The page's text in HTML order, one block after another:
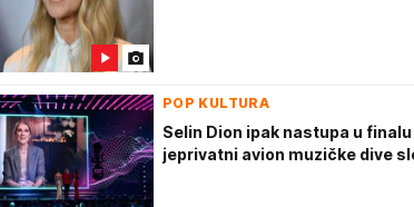
POP KULTURA
Selin Dion ipak nastupa u
jeprivatni avion muzičke dive